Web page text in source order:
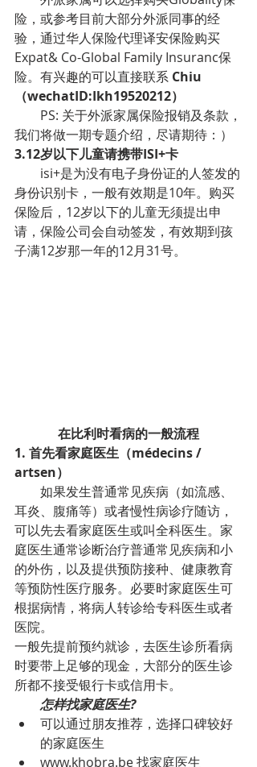
险，或参考目前大部分外派同事的经
验，通过华人保险代理译安保险购买
Expat& Co-Global Family Insuranc保
险。有兴趣的可以直接联系 Chiu
（wechatID:Ikh19520212）
我们将做一期专题介绍，尽请期待：）
3.12岁以下儿童请携带ISI+卡
身份识别卡，一般有效期是10年。购买
保险后，12岁以下的儿童无须提出申
请，保险公司会自动签发，有效期到孩
子满12岁那一年的12月31号。
在比利时看病的一般流程
1. 首先看家庭医生（médecins /
artsen）
耳炎、腹痛等）或者慢性病诊疗随访，
可以先去看家庭医生或叫全科医生。家
庭医生通常诊断治疗普通常见疾病和小
的外伤，以及提供预防接种、健康教育
等预防性医疗服务。必要时家庭医生可
根据病情，将病人转诊给专科医生或者
医院。
一般先提前预约就诊，去医生诊所看病
时要带上足够的现金，大部分的医生诊
所都不接受银行卡或信用卡。
怎样找家庭医生?
可以通过朋友推荐，选择口碑较好
的家庭医生
www.khobra.be 找家庭医生